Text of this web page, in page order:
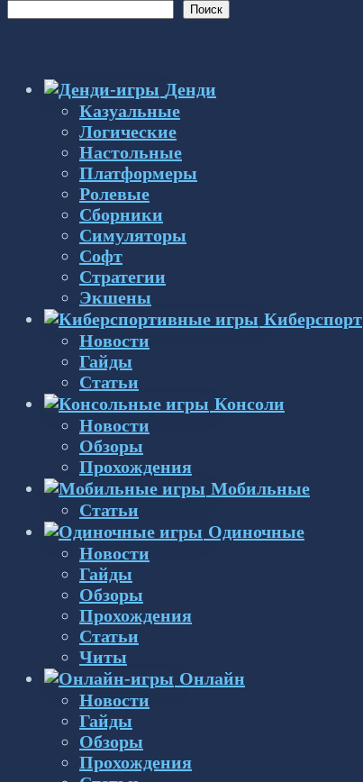
Поиск
Денди
Казуальные
Логические
Настольные
Платформеры
Ролевые
Сборники
Симуляторы
Софт
Стратегии
Экшены
Киберспорт
Новости
Гайды
Статьи
Консоли
Новости
Обзоры
Прохождения
Мобильные
Статьи
Одиночные
Новости
Гайды
Обзоры
Прохождения
Статьи
Читы
Онлайн
Новости
Гайды
Обзоры
Прохождения